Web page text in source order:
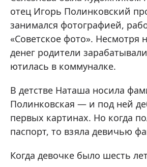
отец Игорь Полинковский
занимался фотографией,
«Советское фото». Несмотря
денег родители
ютилась в коммуналке.
В детстве Наташа носила
Полинковская — и под ней
первых картинах. Но когда
паспорт, то взяла девичью
Когда девочке было шесть